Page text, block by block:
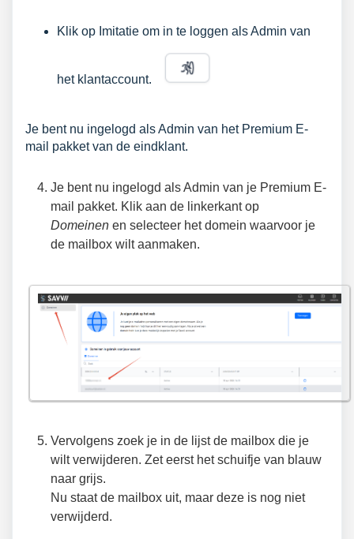
Klik op Imitatie om in te loggen als Admin van
het klantaccount.
Je bent nu ingelogd als Admin van het Premium E-
mail pakket van de eindklant.
Je bent nu ingelogd als Admin van je Premium E-
mail pakket. Klik aan de linkerkant op
Domeinen en selecteer het domein waarvoor je
de mailbox wilt aanmaken.
Vervolgens zoek je in de lijst de mailbox die je
wilt verwijderen. Zet eerst het schuifje van blauw
naar grijs.
Nu staat de mailbox uit, maar deze is nog niet
verwijderd.